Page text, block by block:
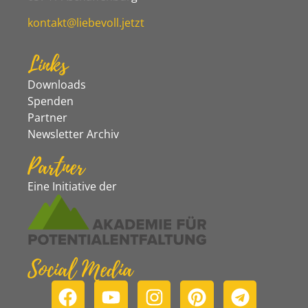
kontakt@liebevoll.jetzt
Links
Downloads
Spenden
Partner
Newsletter Archiv
Partner
Eine Initiative der
Social Media